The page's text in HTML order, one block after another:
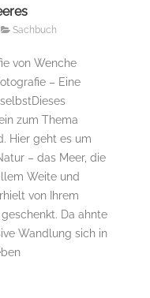
Sachbuch
von Wenche
– Eine
zum Thema
Hier geht es um
– das Meer, die
Weite und
von Ihrem
Da ahnte
Wandlung sich in